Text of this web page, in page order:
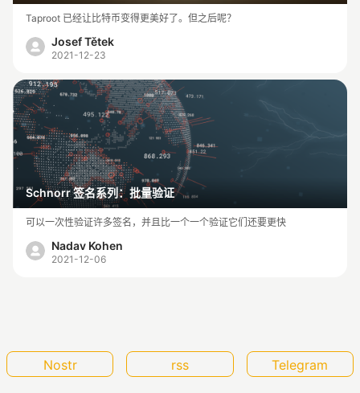
Taproot 已经让比特币变得更美好了。但之后呢？
Josef Tětek
2021-12-23
Schnorr 签名系列：批量验证
可以一次性验证许多签名，并且比一个一个验证它们还要更快
Nadav Kohen
2021-12-06
Nostr rss Telegram